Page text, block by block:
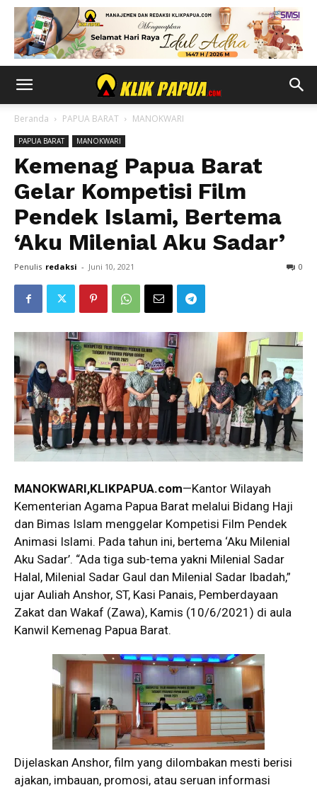
Beranda PAPUA BARAT MANOKWARI
PAPUA BARAT MANOKWARI
Kemenag Papua Barat
Gelar Kompetisi Film
Pendek Islami, Bertema
‘Aku Milenial Aku Sadar’
Penulis redaksi - Juni 10, 2021 0
MANOKWARI,KLIKPAPUA.com—Kantor Wilayah
Kementerian Agama Papua Barat melalui Bidang Haji
dan Bimas Islam menggelar Kompetisi Film Pendek
Animasi Islami. Pada tahun ini, bertema ‘Aku Milenial
Aku Sadar’. “Ada tiga sub-tema yakni Milenial Sadar
Halal, Milenial Sadar Gaul dan Milenial Sadar Ibadah,”
ujar Auliah Anshor, ST, Kasi Panais, Pemberdayaan
Zakat dan Wakaf (Zawa), Kamis (10/6/2021) di aula
Kanwil Kemenag Papua Barat.
Dijelaskan Anshor, film yang dilombakan mesti berisi
ajakan, imbauan, promosi, atau seruan informasi